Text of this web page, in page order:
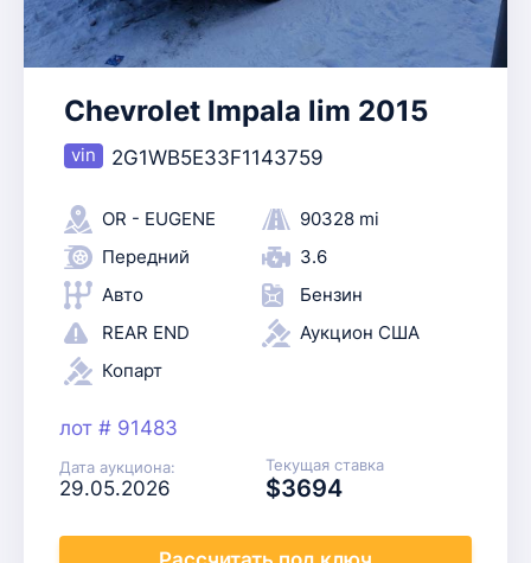
Chevrolet Impala lim 2015
2G1WB5E33F1143759
OR - EUGENE
90328 mi
Передний
3.6
Авто
Бензин
REAR END
Аукцион США
Копарт
лот # 91483
Дата аукциона:
29.05.2026
Текущая ставка
$3694